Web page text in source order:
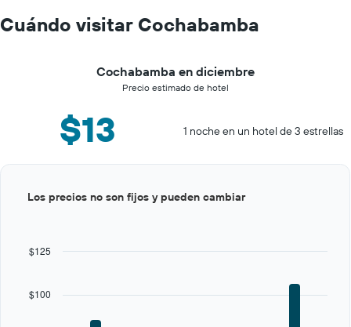
Cuándo visitar Cochabamba
Cochabamba en diciembre
Precio estimado de hotel
$13 1 noche en un hotel de 3 estrellas
graphic.
$100
$125
Los precios no son fijos y pueden cambiar